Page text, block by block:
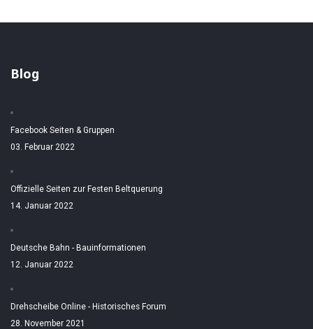
Blog
Facebook Seiten & Gruppen
03. Februar 2022
Offizielle Seiten zur Festen Beltquerung
14. Januar 2022
Deutsche Bahn - Bauinformationen
12. Januar 2022
Drehscheibe Online - Historisches Forum
28. November 2021